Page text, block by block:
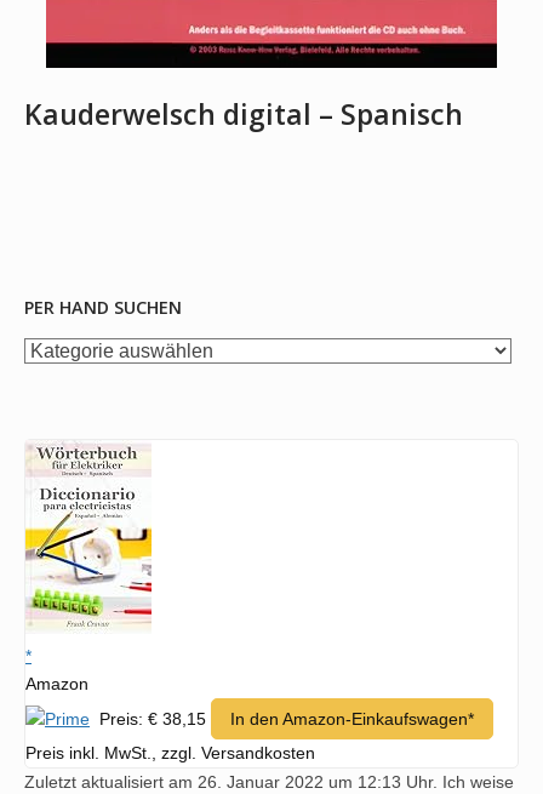
Kauderwelsch digital – Spanisch
PER HAND SUCHEN
per
*
Amazon
Preis: € 38,15
In den Amazon-Einkaufswagen*
Preis inkl. MwSt., zzgl. Versandkosten
Zuletzt aktualisiert am 26. Januar 2022 um 12:13 Uhr. Ich weise